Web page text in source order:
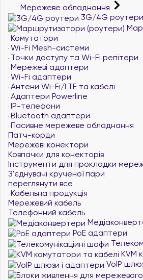
Мережеве обладнання
3G/4G роутери
Комутатори
Wi-Fi Mesh-системи
Точки доступу та Wi-Fi репітери
Мережеві адаптери
Wi-Fi адаптери
Антени Wi-Fi/LTE та кабелі
Адаптери Powerline
IP-телефони
Bluetooth адаптери
Пасивне мережеве обладнання
Патч-корди
Мережеві конектори
Ковпачки для конекторів
Інструменти для прокладки
З'єднувачі крученої пари
переглянути все
Кабельна продукція
Мережевий кабель
Телефонний кабель
PoE адаптери
KVM
VoIP